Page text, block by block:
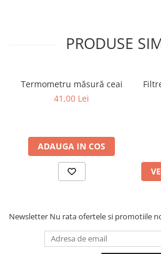
PRODUSE
Termometru măsură ceai
41,00 Lei
ADAUGA IN COS
Newsletter Nu rata ofertele si promotiile